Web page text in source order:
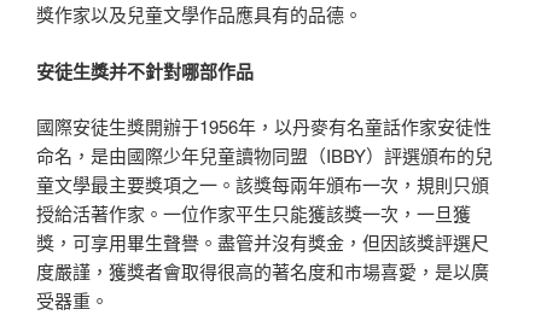
獎作家以及兒童文學作品應具有的品德。
安徒生獎并不針對哪部作品
國際安徒生獎開辦于1956年，以丹麥有名童話作家安徒性
命名，是由國際少年兒童讀物同盟（IBBY）評選頒布的兒
童文學最主要獎項之一。該獎每兩年頒布一次，規則只頒
授給活著作家。一位作家平生只能獲該獎一次，一旦獲
獎，可享用畢生聲譽。盡管并沒有獎金，但因該獎評選尺
度嚴謹，獲獎者會取得很高的著名度和市場喜愛，是以廣
受器重。